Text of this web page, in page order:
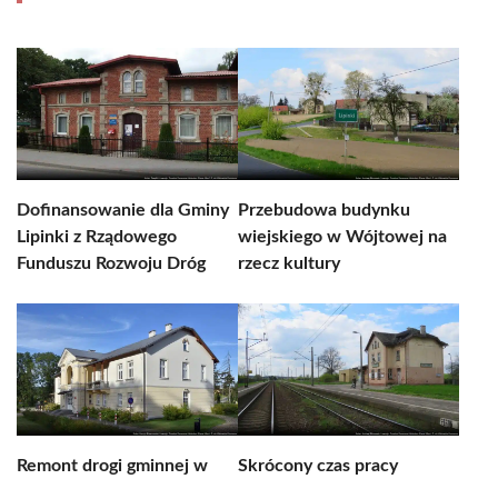
Dofinansowanie dla Gminy
Lipinki z Rządowego
Funduszu Rozwoju Dróg
Przebudowa budynku
wiejskiego w Wójtowej na
rzecz kultury
Remont drogi gminnej w
Skrócony czas pracy